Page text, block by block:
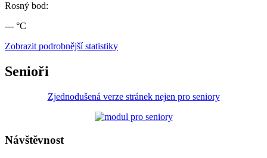
Rosný bod:
--- °C
Zobrazit podrobnější statistiky
Senioři
Zjednodušená verze stránek nejen pro seniory
Návštěvnost